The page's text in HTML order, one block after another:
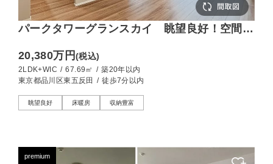
パークタワーグランスカイ 眺望良好！空間を
20,380万円(税込)
2LDK+WIC / 67.69㎡ / 築20年以内
東京都品川区東五反田 / 徒歩7分以内
眺望良好 床暖房 収納豊富
premium